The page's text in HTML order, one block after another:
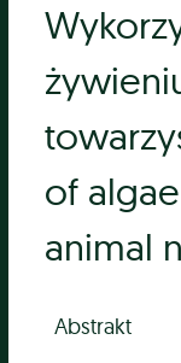
of
animal
Abstrakt